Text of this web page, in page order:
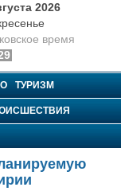
2026
время
ТУРИЗМ